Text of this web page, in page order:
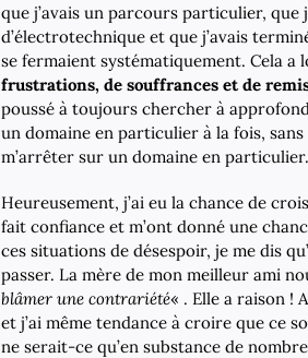
que j’avais un parcours particulier, que
d’électrotechnique et que j’avais
se fermaient systématiquement. Cela a
frustrations, de souffrances et de
poussé à toujours chercher à
un domaine en particulier à la fois,
m’arrêter sur un domaine en particulier.
Heureusement, j’ai eu la chance de
fait confiance et m’ont donné une
ces situations de désespoir, je me dis
passer. La mère de mon meilleur ami
blâmer une contrariété« . Elle a raison !
et j’ai même tendance à croire que ce
ne serait-ce qu’en substance de